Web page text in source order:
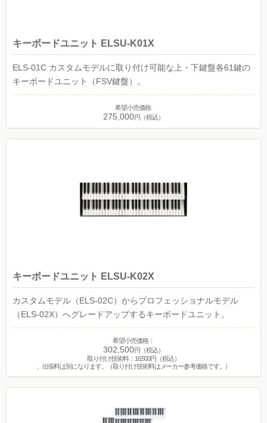
キーボードユニット ELSU-K01X
ELS-01C カスタムモデルに取り付け可能な上・下鍵盤各61鍵の
キーボードユニット（FSV鍵盤）。
希望小売価格:
275,000円（税込）
キーボードユニット ELSU-K02X
カスタムモデル（ELS-02C）からプロフェッショナルモデル
（ELS-02X）へグレードアップするキーボードユニット。
希望小売価格：
302,500円（税込）
取り付け技術料：16,500円（税込）
、出張料は別になります。（取り付け技術料はメーカー参考価格です。）